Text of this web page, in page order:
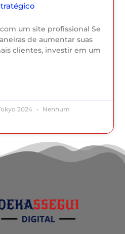
um site profissional Se
de aumentar suas
clientes, investir em um
2024
Nenhum